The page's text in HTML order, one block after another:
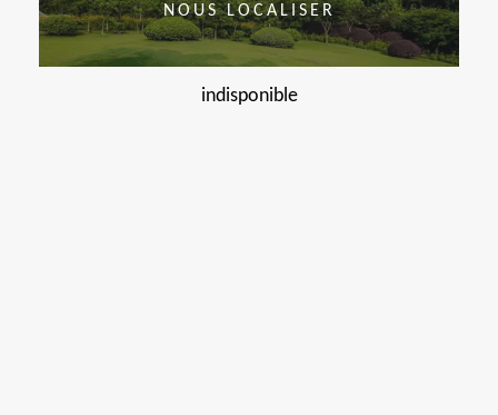
NOUS LOCALISER
indisponible